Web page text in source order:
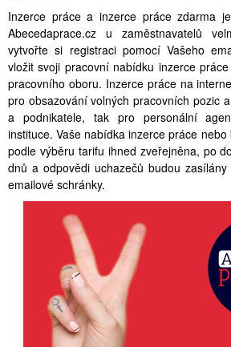
Inzerce práce a inzerce práce zdarma
Abecedaprace.cz u zaměstnavatelů
vytvořte si registraci pomocí Vašeho
vložit svoji pracovní nabídku inzerce
pracovního oboru. Inzerce práce na
pro obsazování volných pracovních pozic
a podnikatele, tak pro personální
instituce. Vaše nabídka inzerce práce
podle výběru tarifu ihned zveřejněna, po
dnů a odpovědi uchazečů budou
emailové schránky.